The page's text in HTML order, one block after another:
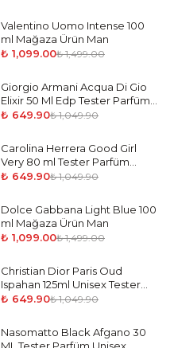
-27%
Valentino Uomo Intense 100
ml Mağaza Ürün Man
₺ 1,099.00₺ 1,499.00
-38%
Giorgio Armani Acqua Di Gio
Elixir 50 Ml Edp Tester Parfüm
Erkek
₺ 649.90₺ 1,049.90
-38%
Carolina Herrera Good Girl
Very 80 ml Tester Parfüm
Kadın
₺ 649.90₺ 1,049.90
-27%
Dolce Gabbana Light Blue 100
ml Mağaza Ürün Man
₺ 1,099.00₺ 1,499.00
-38%
Christian Dior Paris Oud
Ispahan 125ml Unisex Tester
Parfüm Erkek
₺ 649.90₺ 1,049.90
-38%
Nasomatto Black Afgano 30